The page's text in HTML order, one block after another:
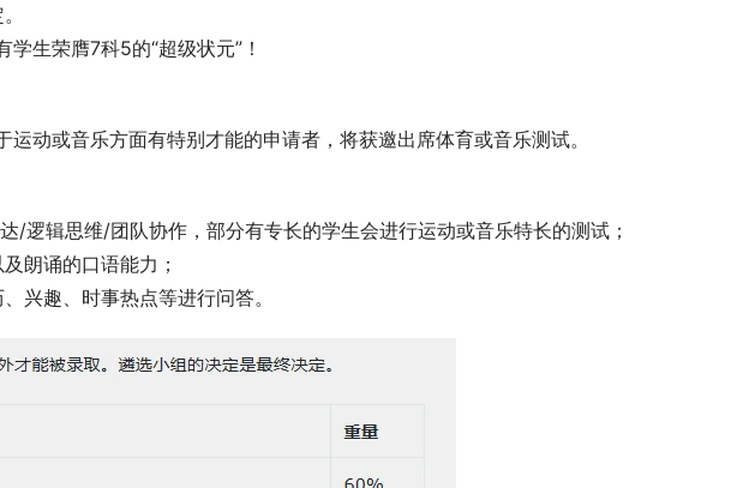
生荣膺7科5的“超级状元”！
动或音乐方面有特别才能的申请者，将获邀出席体育或音乐测试。
/逻辑思维/团队协作，部分有专长的学生会进行运动或音乐特长的测试；
朗诵的口语能力；
兴趣、时事热点等进行问答。